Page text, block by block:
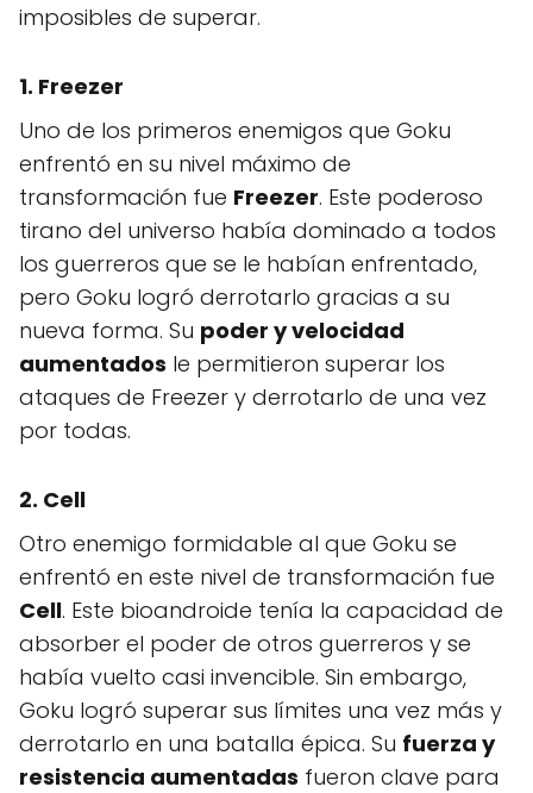
imposibles de superar.
1. Freezer
Uno de los primeros enemigos que Goku
enfrentó en su nivel máximo de
transformación fue Freezer. Este poderoso
tirano del universo había dominado a todos
los guerreros que se le habían enfrentado,
pero Goku logró derrotarlo gracias a su
nueva forma. Su poder y velocidad
aumentados le permitieron superar los
ataques de Freezer y derrotarlo de una vez
por todas.
2. Cell
Otro enemigo formidable al que Goku se
enfrentó en este nivel de transformación fue
Cell. Este bioandroide tenía la capacidad de
absorber el poder de otros guerreros y se
había vuelto casi invencible. Sin embargo,
Goku logró superar sus límites una vez más y
derrotarlo en una batalla épica. Su fuerza y
resistencia aumentadas fueron clave para